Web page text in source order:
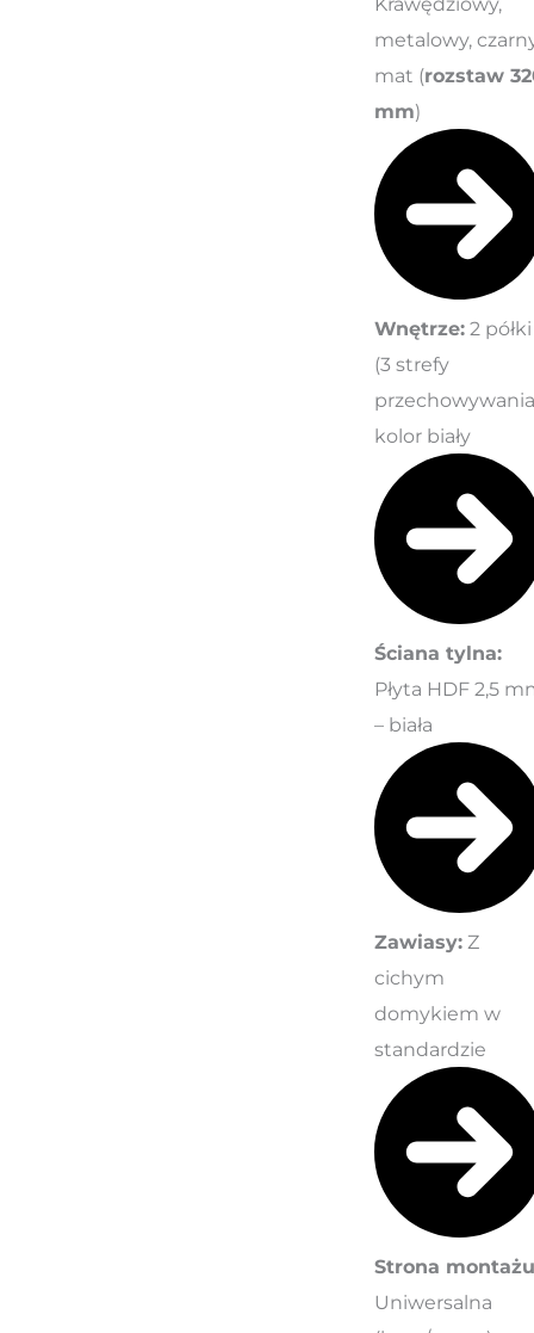
metalowy,
mat (rozstaw
mm)
Wnętrze: 2 półki
(3 strefy
kolor biały
Ściana tylna:
Płyta HDF 2,5
– biała
Zawiasy: Z
cichym
domykiem w
standardzie
Strona
Uniwersalna